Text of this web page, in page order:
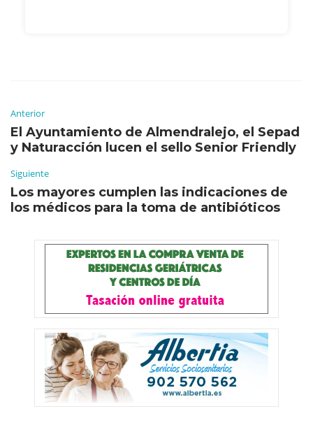
Anterior
El Ayuntamiento de Almendralejo, el Sepad
y Naturacción lucen el sello Senior Friendly
Siguiente
Los mayores cumplen las indicaciones de
los médicos para la toma de antibióticos